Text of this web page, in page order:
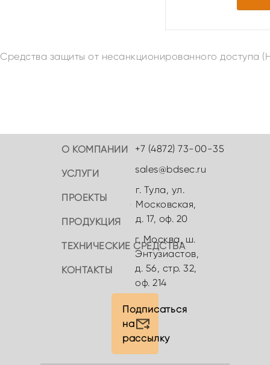
Средства защиты от несанкционированного доступа
О КОМПАНИИ
УСЛУГИ
ПРОЕКТЫ
ПРОДУКЦИЯ
ТЕХНИЧЕСКИЕ СРЕДСТВА
КОНТАКТЫ
+7 (4872) 73-00-35
sales@bdsec.ru
г. Тула, ул.
Московская,
д. 17, оф. 20
г. Москва, ш.
Энтузиастов,
д. 56, стр. 32,
оф. 214
Подписаться
на
рассылку